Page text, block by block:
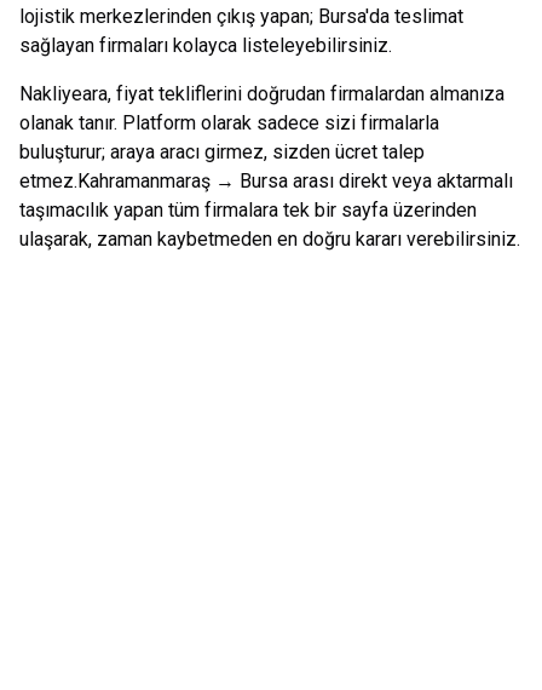
lojistik merkezlerinden çıkış yapan; Bursa'da teslimat
sağlayan firmaları kolayca listeleyebilirsiniz.
Nakliyeara, fiyat tekliflerini doğrudan firmalardan almanıza
olanak tanır. Platform olarak sadece sizi firmalarla
buluşturur; araya aracı girmez, sizden ücret talep
etmez.Kahramanmaraş → Bursa arası direkt veya aktarmalı
taşımacılık yapan tüm firmalara tek bir sayfa üzerinden
ulaşarak, zaman kaybetmeden en doğru kararı verebilirsiniz.